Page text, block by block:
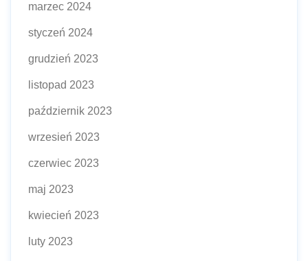
marzec 2024
styczeń 2024
grudzień 2023
listopad 2023
październik 2023
wrzesień 2023
czerwiec 2023
maj 2023
kwiecień 2023
luty 2023